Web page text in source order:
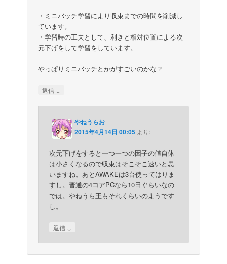
・ミニバッチ学習により収束までの時間を削減し
ています。
・学習時の工夫として、利きと相対位置による次
元下げをして学習をしています。
やっぱりミニバッチとかがすごいのかな？
返信 ↓
やねうらお
2015年4月14日 00:05 より:
次元下げをすると一つ一つの因子の値自体
は小さくなるので収束はそこそこ速いと思
いますね。あとAWAKEは3台使ってはりま
すし。普通の4コアPCなら10日ぐらいなの
では。やねうら王もそれくらいのようです
し。
返信 ↓